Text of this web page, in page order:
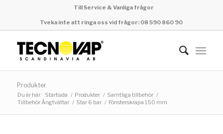
Till Service & Vanliga frågor
Tveka inte att ringa oss vid frågor: 08 590 860 90
Produkter
Du är här: Startsida / Produkter / Samtliga tillbehör /
Tillbehör Ångtvättar / Star 6 bar / Fönsterskrapa 150 mm